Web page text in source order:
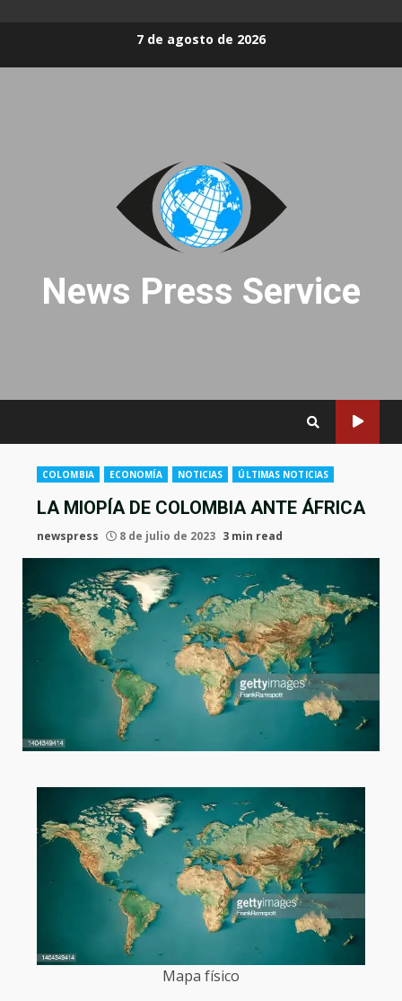
7 de agosto de 2026
News Press Service
COLOMBIA ECONOMÍA NOTICIAS ÚLTIMAS NOTICIAS
LA MIOPÍA DE COLOMBIA ANTE ÁFRICA
newspress 8 de julio de 2023 3 min read
Mapa físico